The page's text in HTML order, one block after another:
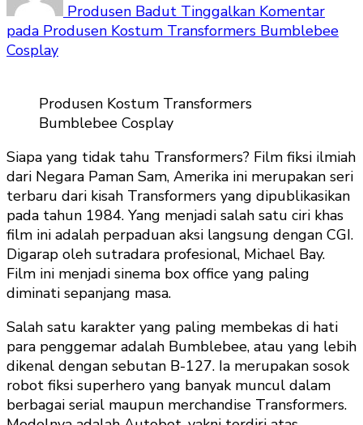
Produsen Badut Tinggalkan Komentar
pada Produsen Kostum Transformers Bumblebee
Cosplay
Produsen Kostum Transformers
Bumblebee Cosplay
Siapa yang tidak tahu Transformers? Film fiksi ilmiah
dari Negara Paman Sam, Amerika ini merupakan seri
terbaru dari kisah Transformers yang dipublikasikan
pada tahun 1984. Yang menjadi salah satu ciri khas
film ini adalah perpaduan aksi langsung dengan CGI.
Digarap oleh sutradara profesional, Michael Bay.
Film ini menjadi sinema box office yang paling
diminati sepanjang masa.
Salah satu karakter yang paling membekas di hati
para penggemar adalah Bumblebee, atau yang lebih
dikenal dengan sebutan B-127. Ia merupakan sosok
robot fiksi superhero yang banyak muncul dalam
berbagai serial maupun merchandise Transformers.